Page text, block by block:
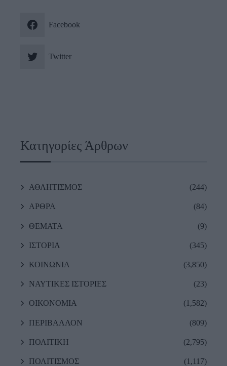
Facebook
Twitter
Κατηγορίες Άρθρων
ΑΘΛΗΤΙΣΜΟΣ (244)
ΑΡΘΡΑ (84)
ΘΕΜΑΤΑ (9)
ΙΣΤΟΡΙΑ (345)
ΚΟΙΝΩΝΙΑ (3,850)
ΝΑΥΤΙΚΕΣ ΙΣΤΟΡΙΕΣ (23)
ΟΙΚΟΝΟΜΙΑ (1,582)
ΠΕΡΙΒΑΛΛΟΝ (809)
ΠΟΛΙΤΙΚΗ (2,795)
ΠΟΛΙΤΙΣΜΟΣ (1,117)